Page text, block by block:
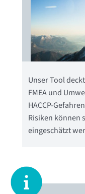
Unser Tool
FMEA und
HACCP-
Risiken können
eingeschätzt